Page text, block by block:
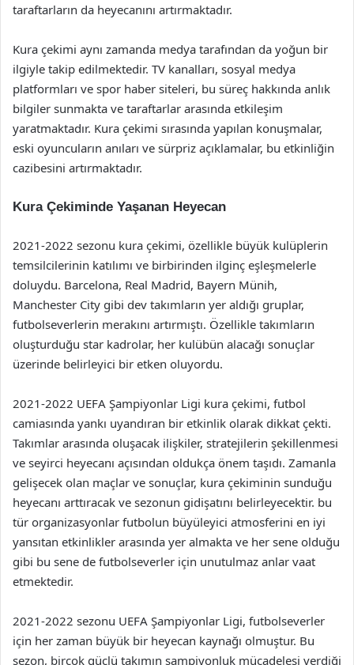
taraftarların da heyecanını artırmaktadır.
Kura çekimi aynı zamanda medya tarafından da yoğun bir
ilgiyle takip edilmektedir. TV kanalları, sosyal medya
platformları ve spor haber siteleri, bu süreç hakkında anlık
bilgiler sunmakta ve taraftarlar arasında etkileşim
yaratmaktadır. Kura çekimi sırasında yapılan konuşmalar,
eski oyuncuların anıları ve sürpriz açıklamalar, bu etkinliğin
cazibesini artırmaktadır.
Kura Çekiminde Yaşanan Heyecan
2021-2022 sezonu kura çekimi, özellikle büyük kulüplerin
temsilcilerinin katılımı ve birbirinden ilginç eşleşmelerle
doluydu. Barcelona, Real Madrid, Bayern Münih,
Manchester City gibi dev takımların yer aldığı gruplar,
futbolseverlerin merakını artırmıştı. Özellikle takımların
oluşturduğu star kadrolar, her kulübün alacağı sonuçlar
üzerinde belirleyici bir etken oluyordu.
2021-2022 UEFA Şampiyonlar Ligi kura çekimi, futbol
camiasında yankı uyandıran bir etkinlik olarak dikkat çekti.
Takımlar arasında oluşacak ilişkiler, stratejilerin şekillenmesi
ve seyirci heyecanı açısından oldukça önem taşıdı. Zamanla
gelişecek olan maçlar ve sonuçlar, kura çekiminin sunduğu
heyecanı arttıracak ve sezonun gidişatını belirleyecektir. bu
tür organizasyonlar futbolun büyüleyici atmosferini en iyi
yansıtan etkinlikler arasında yer almakta ve her sene olduğu
gibi bu sene de futbolseverler için unutulmaz anlar vaat
etmektedir.
2021-2022 sezonu UEFA Şampiyonlar Ligi, futbolseverler
için her zaman büyük bir heyecan kaynağı olmuştur. Bu
sezon, birçok güçlü takımın şampiyonluk mücadelesi verdiği